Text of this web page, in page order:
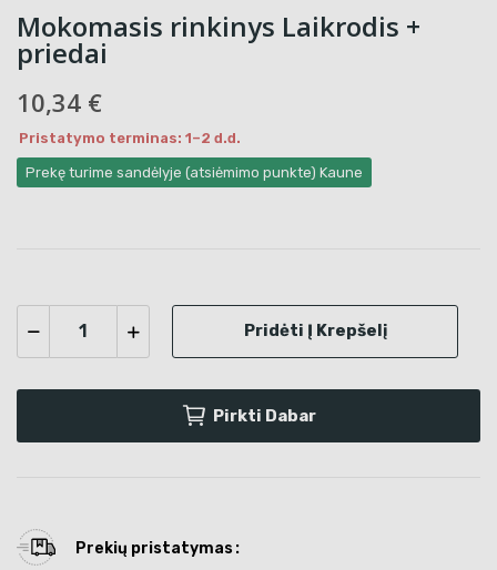
Mokomasis rinkinys Laikrodis +
priedai
10,34 €
Pristatymo terminas: 1–2 d.d.
Prekę turime sandėlyje (atsiėmimo punkte) Kaune
Pridėti Į Krepšelį
Pirkti Dabar
Prekių pristatymas